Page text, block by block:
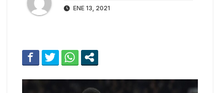
ENE 13, 2021